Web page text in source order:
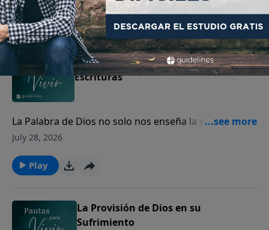
perdón.
Play
Cómo interpretar y aplicar las
Escrituras
La Palabra de Dios no solo nos enseña la verdad, sino
que transforma nuestro corazón y guía nuestra vida.
July 28, 2026
Play
La Provisión de Dios en su
Sufrimiento